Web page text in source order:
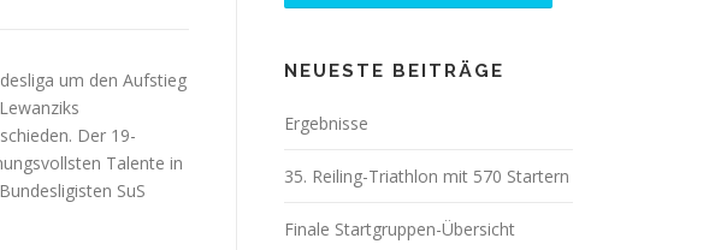
um den Aufstieg
Der 19-
Talente in
SuS
NEUESTE BEITRÄGE
Ergebnisse
35. Reiling-Triathlon mit 570 Startern
Finale Startgruppen-Übersicht